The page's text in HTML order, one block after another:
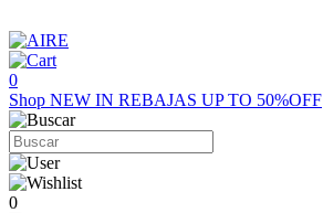
0
Shop NEW IN REBAJAS UP TO 50%OFF
0